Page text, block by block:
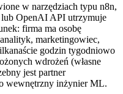
w narzędziach typu n8n,
OpenAI API utrzymuje
firma ma osobę
marketingowiec,
godzin tygodniowo
wdrożeń (własne
jest partner
wewnętrzny inżynier ML.